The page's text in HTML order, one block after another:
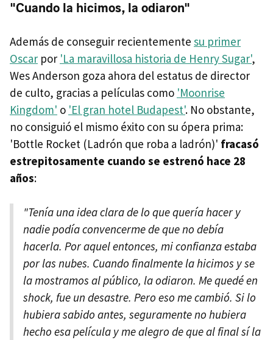
"Cuando la hicimos, la odiaron"
Además de conseguir recientemente su primer
Oscar por 'La maravillosa historia de Henry Sugar',
Wes Anderson goza ahora del estatus de director
de culto, gracias a películas como 'Moonrise
Kingdom' o 'El gran hotel Budapest'. No obstante,
no consiguió el mismo éxito con su ópera prima:
'Bottle Rocket (Ladrón que roba a ladrón)' fracasó
estrepitosamente cuando se estrenó hace 28
años:
"Tenía una idea clara de lo que quería hacer y
nadie podía convencerme de que no debía
hacerla. Por aquel entonces, mi confianza estaba
por las nubes. Cuando finalmente la hicimos y se
la mostramos al público, la odiaron. Me quedé en
shock, fue un desastre. Pero eso me cambió. Si lo
hubiera sabido antes, seguramente no hubiera
hecho esa película y me alegro de que al final sí la